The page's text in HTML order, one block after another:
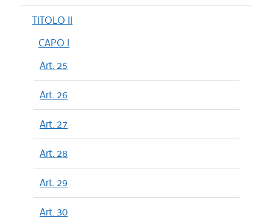
TITOLO II
CAPO I
Art. 25
Art. 26
Art. 27
Art. 28
Art. 29
Art. 30